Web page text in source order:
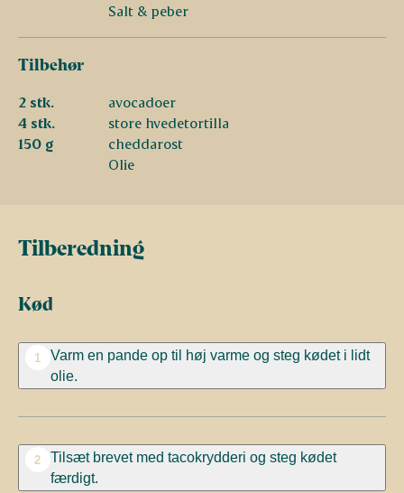
Salt & peber
Tilbehør
2 stk.
avocadoer
4 stk.
store hvedetortilla
150 g
cheddarost
Olie
Tilberedning
Kød
1 Varm en pande op til høj varme og steg kødet i lidt
olie.
2
Tilsæt brevet med tacokrydderi og steg kødet
færdigt.